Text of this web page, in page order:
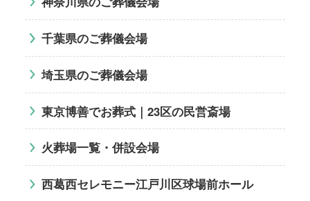
千葉県のご葬儀会場
埼玉県のご葬儀会場
東京博善でお葬式｜23区の民営斎場
火葬場一覧・併設会場
西葛西セレモニー江戸川区球場前ホール